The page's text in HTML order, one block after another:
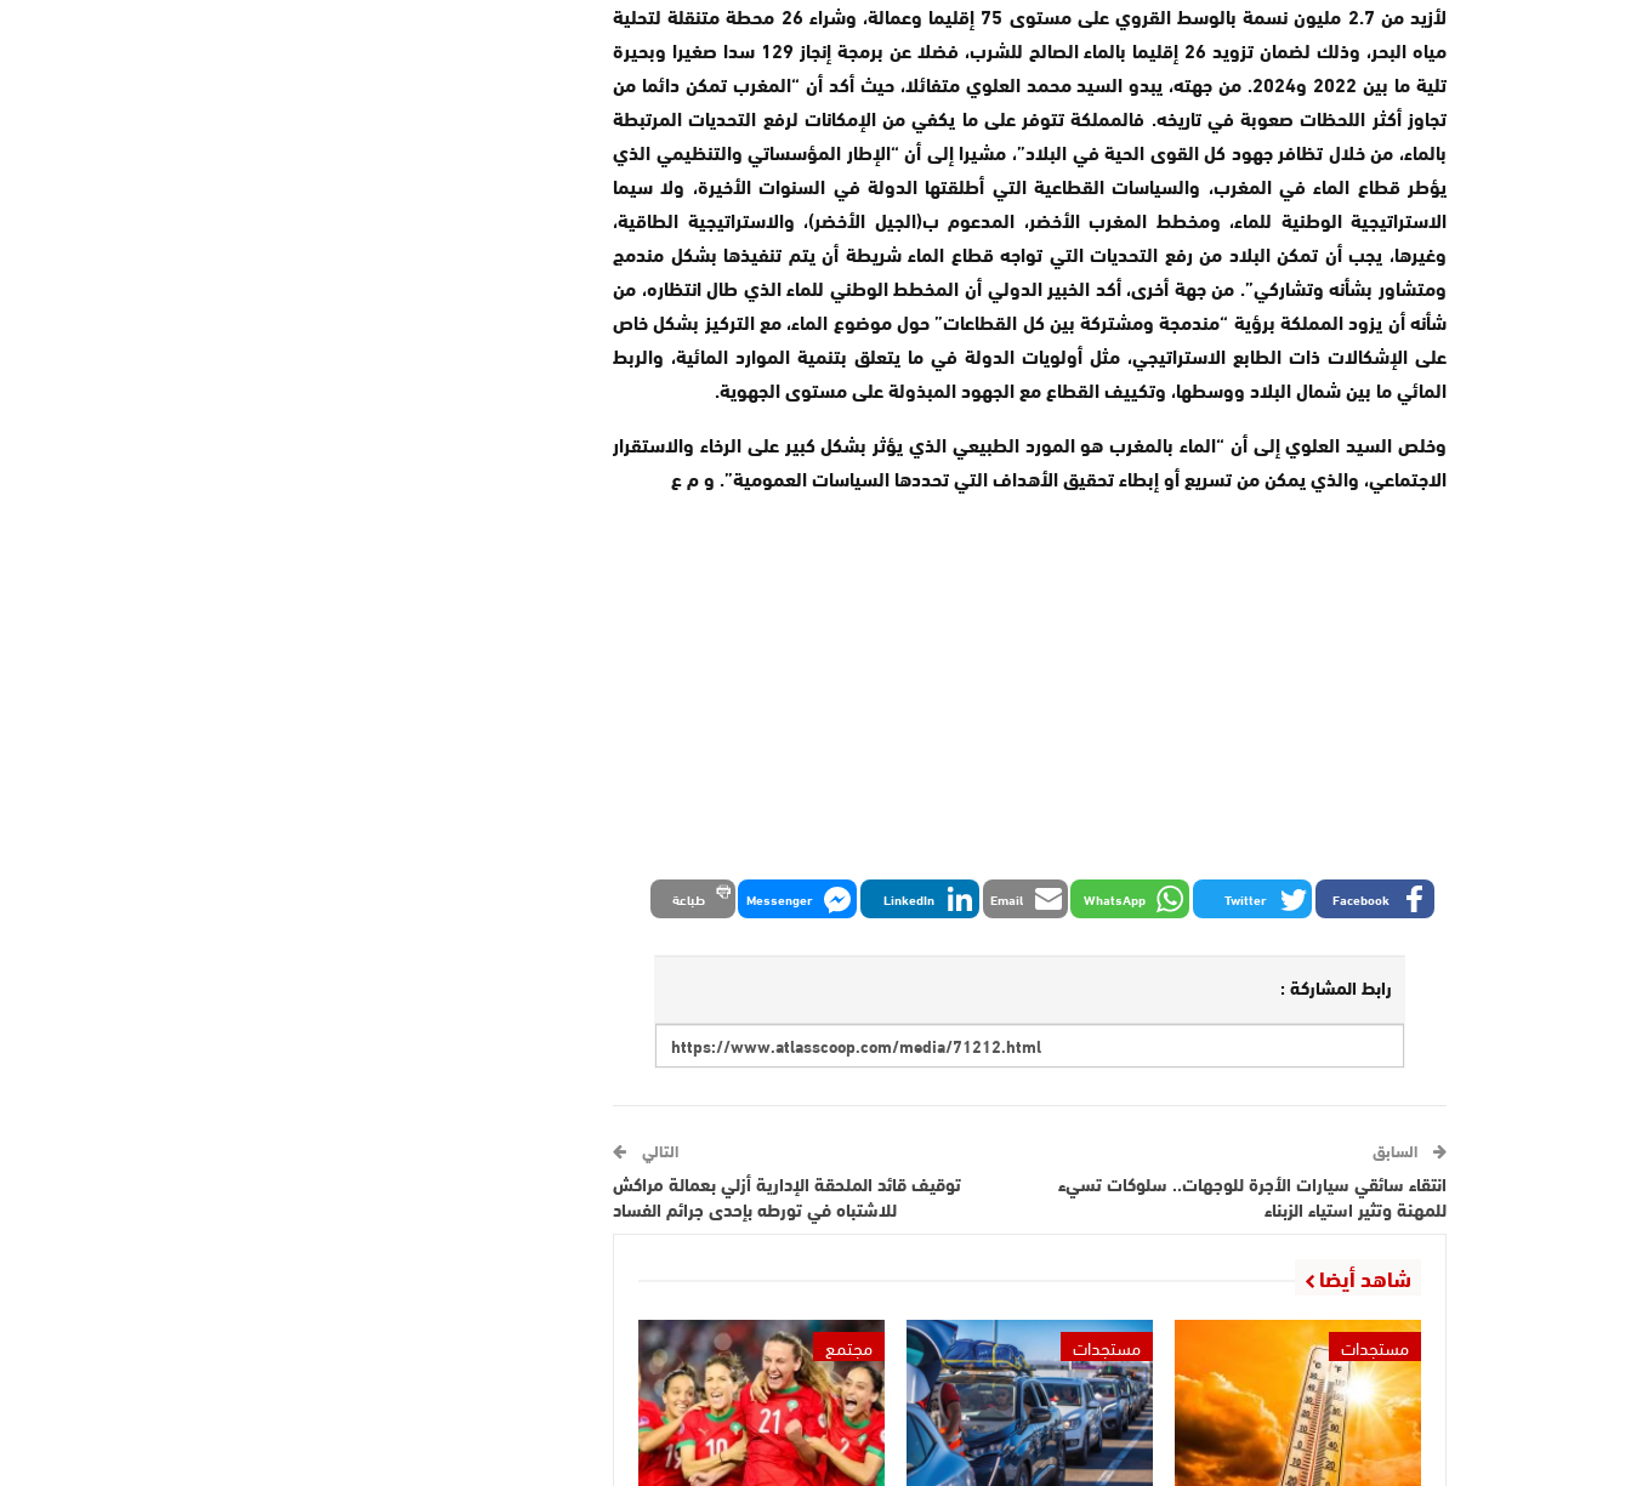
لأزيد من 2.7 مليون نسمة بالوسط القروي على مستوى 75 إقليما وعمالة، وشراء 26 محطة متنقلة لتحلية
مياه البحر، وذلك لضمان تزويد 26 إقليما بالماء الصالح للشرب، فضلا عن برمجة إنجاز 129 سدا صغيرا وبحيرة
تلية ما بين 2022 و2024. من جهته، يبدو السيد محمد العلوي متفائلا، حيث أكد أن “المغرب تمكن دائما من
تجاوز أكثر اللحظات صعوبة في تاريخه. فالمملكة تتوفر على ما يكفي من الإمكانات لرفع التحديات المرتبطة
بالماء، من خلال تظافر جهود كل القوى الحية في البلاد”، مشيرا إلى أن “الإطار المؤسساتي والتنظيمي الذي
يؤطر قطاع الماء في المغرب، والسياسات القطاعية التي أطلقتها الدولة في السنوات الأخيرة، ولا سيما
الاستراتيجية الوطنية للماء، ومخطط المغرب الأخضر، المدعوم ب(الجيل الأخضر)، والاستراتيجية الطاقية،
وغيرها، يجب أن تمكن البلاد من رفع التحديات التي تواجه قطاع الماء شريطة أن يتم تنفيذها بشكل مندمج
ومتشاور بشأنه وتشاركي”. من جهة أخرى، أكد الخبير الدولي أن المخطط الوطني للماء الذي طال انتظاره، من
شأنه أن يزود المملكة برؤية “مندمجة ومشتركة بين كل القطاعات” حول موضوع الماء، مع التركيز بشكل خاص
على الإشكالات ذات الطابع الاستراتيجي، مثل أولويات الدولة في ما يتعلق بتنمية الموارد المائية، والربط
المائي ما بين شمال البلاد ووسطها، وتكييف القطاع مع الجهود المبذولة على مستوى الجهوية.
وخلص السيد العلوي إلى أن “الماء بالمغرب هو المورد الطبيعي الذي يؤثر بشكل كبير على الرخاء والاستقرار
الاجتماعي، والذي يمكن من تسريع أو إبطاء تحقيق الأهداف التي تحددها السياسات العمومية”. و م ع
Facebook
Twitter
WhatsApp
Email
LinkedIn
Messenger طباعة
رابط المشاركة :
السابق
انتقاء سائقي سيارات الأجرة للوجهات.. سلوكات تسيء
للمهنة وتثير استياء الزبناء
التالي
توقيف قائد الملحقة الإدارية أزلي بعمالة مراكش
للاشتباه في تورطه بإحدى جرائم الفساد
شاهد أيضا
مستجدات مستجدات مجتمع